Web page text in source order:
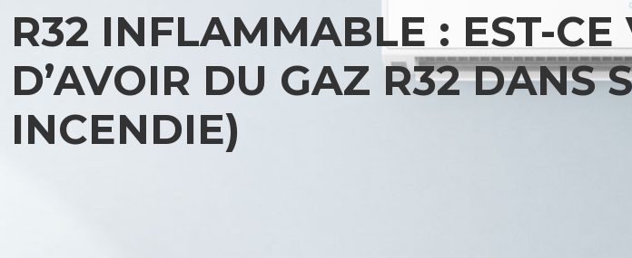
R32 INFLAMMABLE : EST-
D’AVOIR DU GAZ R32 DANS
INCENDIE)